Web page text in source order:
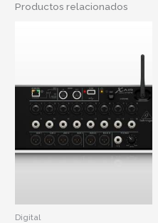
Productos relacionados
Digital